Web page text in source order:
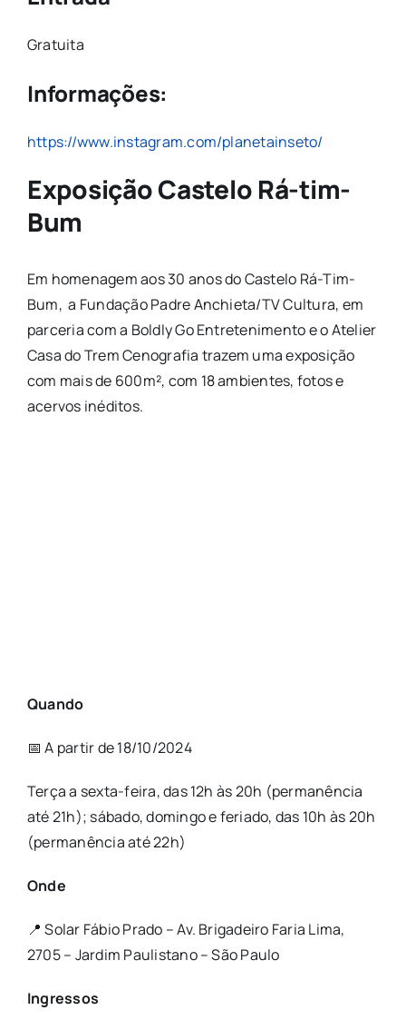
Gratuita
Informações:
https://www.instagram.com/planetainseto/
Exposição Castelo Rá-tim-
Bum
Em homenagem aos 30 anos do Castelo Rá-Tim-
Bum, a Fundação Padre Anchieta/TV Cultura, em
parceria com a Boldly Go Entretenimento e o Atelier
Casa do Trem Cenografia trazem uma exposição
com mais de 600m², com 18 ambientes, fotos e
acervos inéditos.
Quando
📅 A partir de 18/10/2024
Terça a sexta-feira, das 12h às 20h (permanência
até 21h); sábado, domingo e feriado, das 10h às 20h
(permanência até 22h)
Onde
📍 Solar Fábio Prado – Av. Brigadeiro Faria Lima,
2705 – Jardim Paulistano – São Paulo
Ingressos